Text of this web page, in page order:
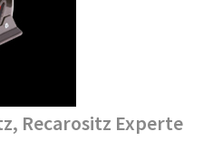
Recarositz Experte